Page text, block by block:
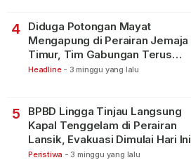
4
Diduga Potongan Mayat
Mengapung di Perairan Jemaja
Timur, Tim Gabungan Terus
Lakukan Pencarian
Headline - 3 minggu yang lalu
5
BPBD Lingga Tinjau Langsung
Kapal Tenggelam di Perairan
Lansik, Evakuasi Dimulai Hari Ini
Peristiwa - 3 minggu yang lalu